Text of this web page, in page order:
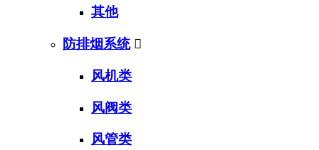
其他
防排烟系统 
风机类
风阀类
风管类